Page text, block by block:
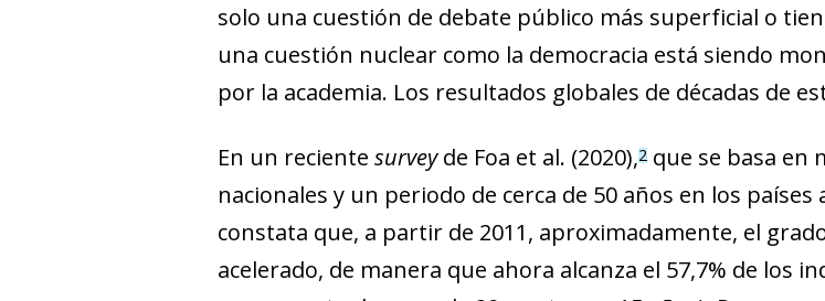
solo una cuestión de debate público más superficial o
una cuestión nuclear como la democracia está siendo
por la academia. Los resultados globales de décadas de
En un reciente surveyde Foa et al. (2020),2 que se basa en
nacionales y un periodo de cerca de 50 años en los
constata que, a partir de 2011, aproximadamente, el
acelerado, de manera que ahora alcanza el 57,7% de los